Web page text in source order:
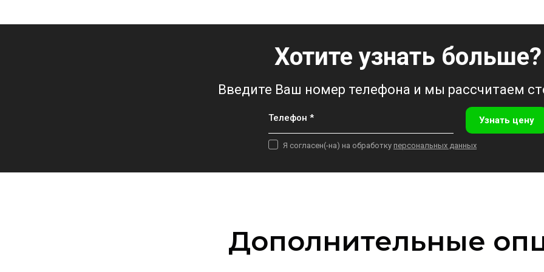
Хотите узнать больше?
Введите Ваш номер телефона и мы рассчитаем
Телефон * Узнать цену
Я согласен(-на) на обработку персональных данных
Дополнительные